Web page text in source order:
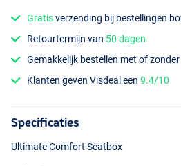
Gratisverzending bij bestellingen
Retourtermijn van 50 dagen
Gemakkelijk bestellen met of
Klanten geven Visdeal een9.4/10
Specificaties
Ultimate Comfort Seatbox